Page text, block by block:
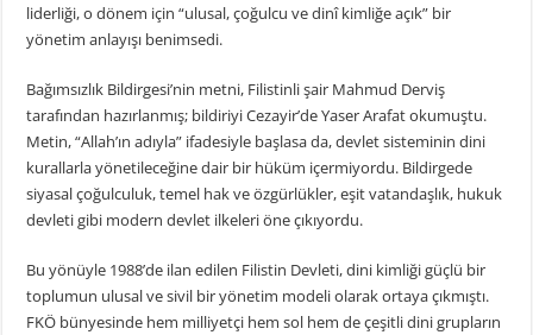
liderliği, o dönem için “ulusal, çoğulcu ve dinî kimliğe açık” bir
yönetim anlayışı benimsedi.
Bağımsızlık Bildirgesi’nin metni, Filistinli şair Mahmud Derviş
tarafından hazırlanmış; bildiriyi Cezayir’de Yaser Arafat okumuştu.
Metin, “Allah’ın adıyla” ifadesiyle başlasa da, devlet sisteminin dini
kurallarla yönetileceğine dair bir hüküm içermiyordu. Bildirgede
siyasal çoğulculuk, temel hak ve özgürlükler, eşit vatandaşlık, hukuk
devleti gibi modern devlet ilkeleri öne çıkıyordu.
Bu yönüyle 1988’de ilan edilen Filistin Devleti, dini kimliği güçlü bir
toplumun ulusal ve sivil bir yönetim modeli olarak ortaya çıkmıştı.
FKÖ bünyesinde hem milliyetçi hem sol hem de çeşitli dini grupların